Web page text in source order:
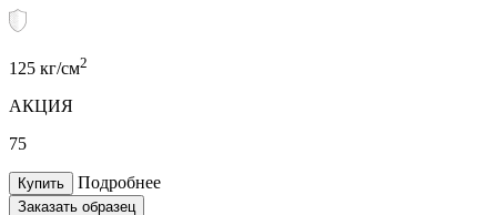
125 кг/см2
АКЦИЯ
75
Купить Подробнее
Заказать образец